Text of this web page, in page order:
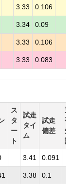
3.33 0.106
3.34 0.09
3.33 0.106
3.33 0.083
ス
タ
ー
ト
試走
タイ
ム
試走
偏差
選
手
短
評
3.41 0.091
3.38 0.1